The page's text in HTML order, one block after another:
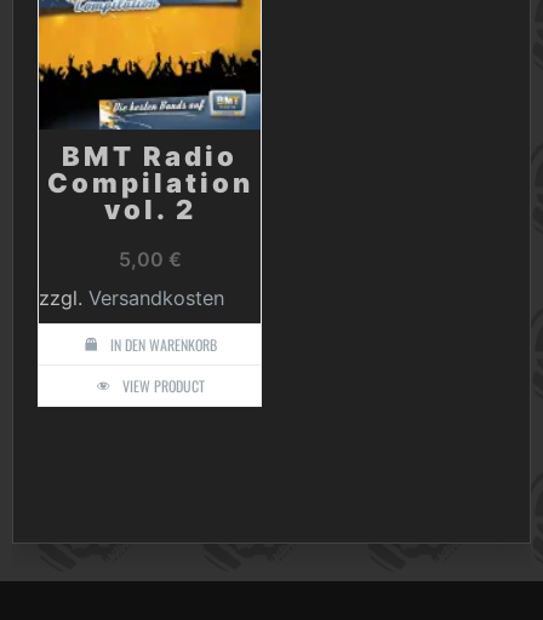
BMT Radio
Compilation
vol. 2
5,00 €
zzgl. Versandkosten
IN DEN WARENKORB
VIEW PRODUCT